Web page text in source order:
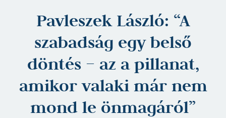
Pavleszek László: “A
szabadság egy belső
döntés – az a pillanat,
amikor valaki már nem
mond le önmagáról”